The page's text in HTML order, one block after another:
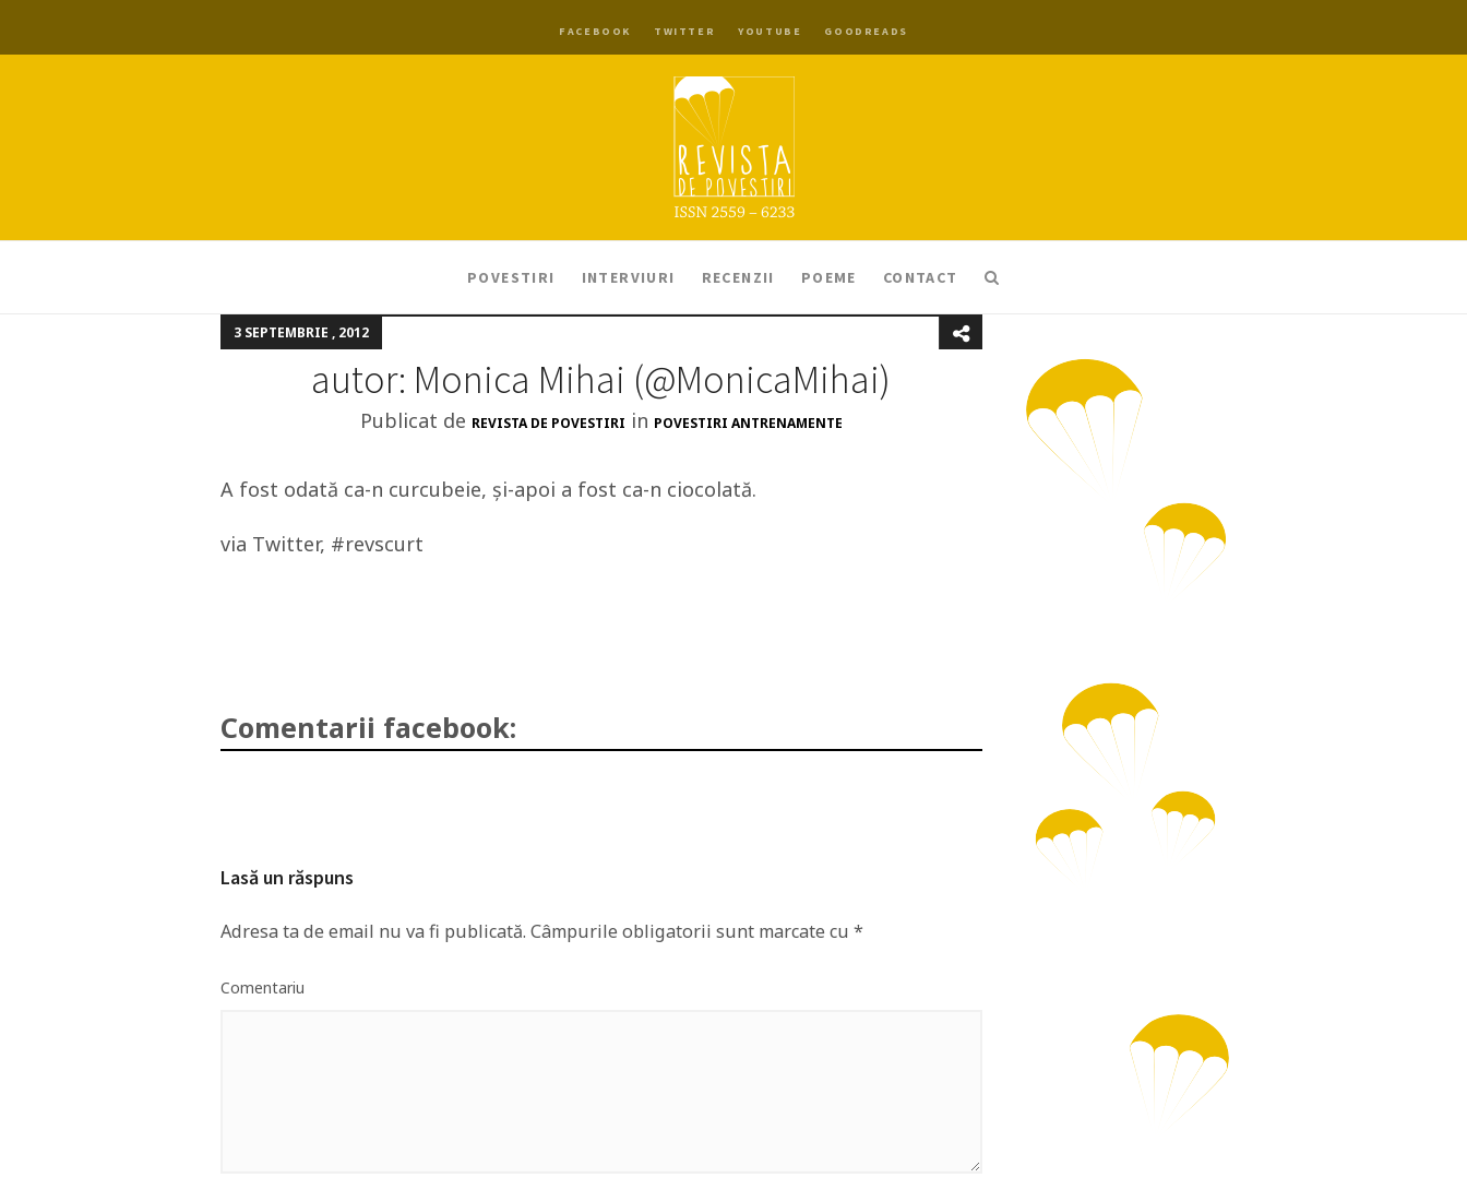
FACEBOOK TWITTER YOUTUBE GOODREADS
POVESTIRI INTERVIURI RECENZII POEME CONTACT
3 SEPTEMBRIE , 2012
autor: Monica Mihai (@MonicaMihai)
Publicat de REVISTA DE POVESTIRI in POVESTIRI ANTRENAMENTE
A fost odată ca-n curcubeie, şi-apoi a fost ca-n ciocolată.
via Twitter, #revscurt
Comentarii facebook:
Lasă un răspuns
Adresa ta de email nu va fi publicată. Câmpurile obligatorii sunt marcate cu *
Comentariu